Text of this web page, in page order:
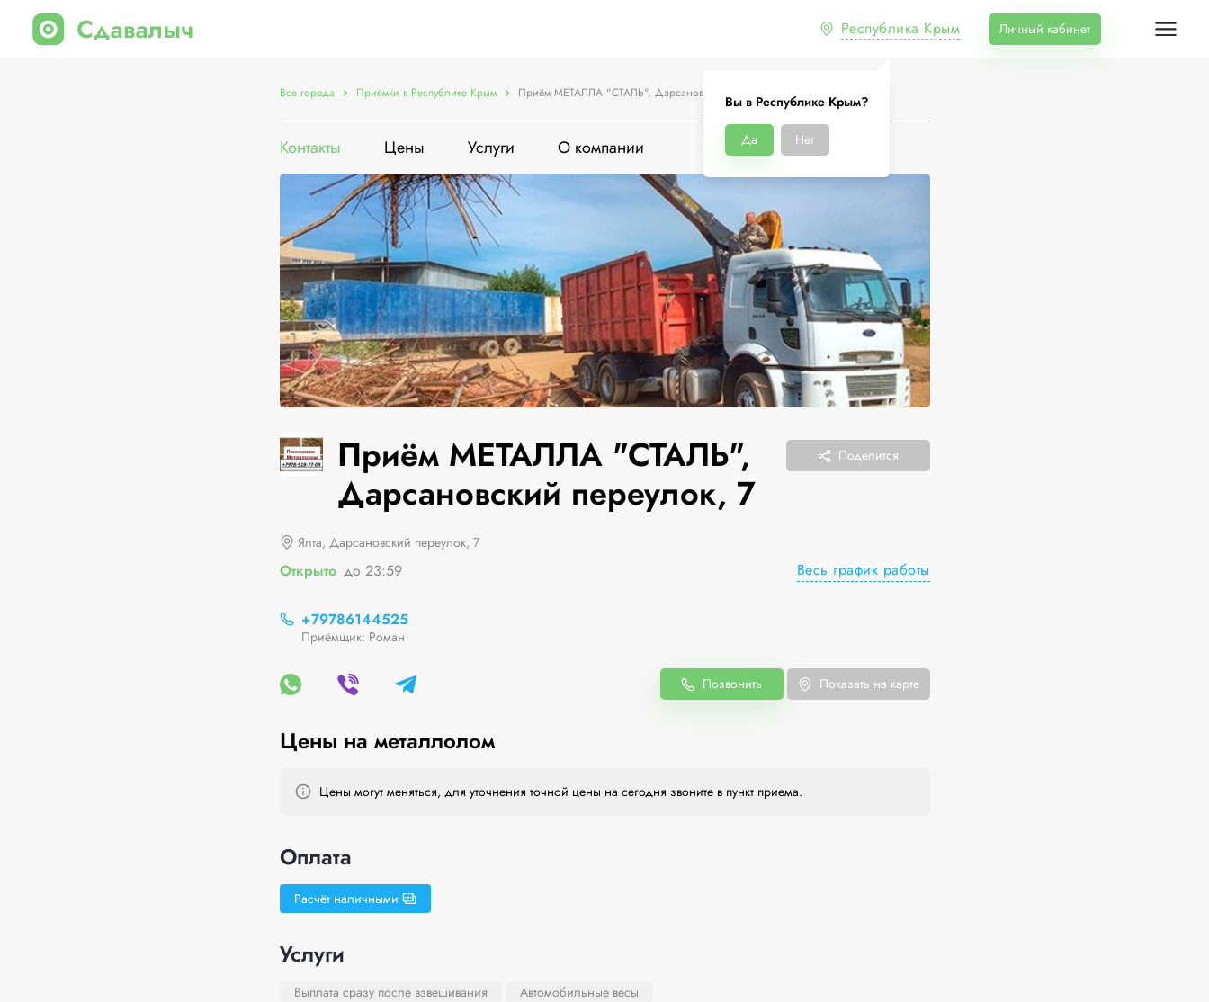
Республика Крым
Вы в Республике Крым?
Да Нет
Личный кабинет
Все города Приёмки в Республике Крым Приём МЕТАЛЛА "СТАЛЬ", Дарсановский переулок, 7
Контакты Цены Услуги О компании
Приём МЕТАЛЛА "СТАЛЬ",
Дарсановский переулок, 7
Поделится
Ялта, Дарсановский переулок, 7
Открыто до 23:59 Весь график работы
+79786144525
Приёмщик: Роман
Позвонить Показать на карте
Цены на металлолом
Цены могут меняться, для уточнения точной цены на сегодня звоните в пункт приема.
Оплата
Расчёт наличными
Услуги
Выплата сразу после взвешивания Автомобильные весы